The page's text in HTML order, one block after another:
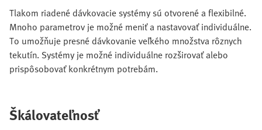
Tlakom riadené dávkovacie systémy sú otvorené a flexibilné.
Mnoho parametrov je možné meniť a nastavovať individuálne.
To umožňuje presné dávkovanie veľkého množstva rôznych
tekutín. Systémy je možné individuálne rozširovať alebo
prispôsobovať konkrétnym potrebám.
Škálovateľnosť